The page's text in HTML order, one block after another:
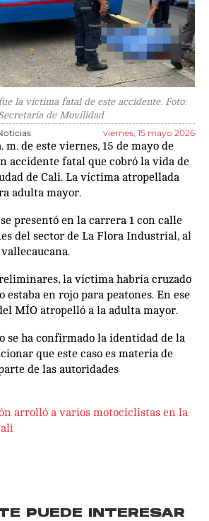
la víctima fatal de este accidente. Foto:
de Movilidad
viernes, 15 mayo 2026
m. de este viernes, 15 de mayo de
accidente fatal que cobró la vida de
de Cali. La víctima atropellada
adulta mayor.
presentó en la carrera 1 con calle
del sector de La Flora Industrial, al
la víctima habría cruzado
estaba en rojo para peatones. En ese
MÍO atropelló a la adulta mayor.
se ha confirmado la identidad de la
que este caso es materia de
de las autoridades
arrolló a varios motociclistas en la
PUEDE INTERESAR